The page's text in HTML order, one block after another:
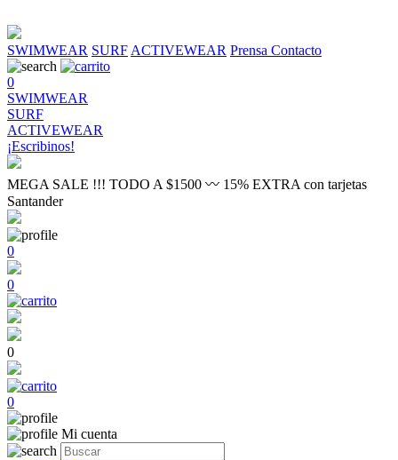
SWIMWEAR SURF ACTIVEWEAR Prensa Contacto
0
SWIMWEAR
SURF
ACTIVEWEAR
¡Escribinos!
MEGA SALE !!! TODO A $1500 〰 15% EXTRA con tarjetas
Santander
0
0
0
0
Mi cuenta